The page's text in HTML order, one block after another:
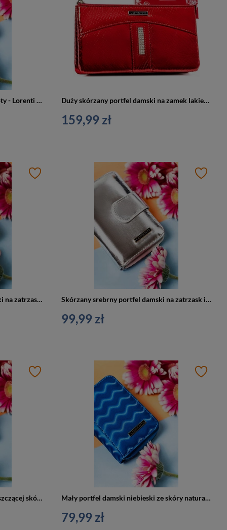
Mały skórzany portfel damski złoty - Lorenti 5157-BRS Duży skórzany portfel damski na zamek lakierowany czerwony - Lorenti 76121-MSD
159,99 zł
Skórzany elegancki portfel damski na zatrzask i suwak srebrny - Lorenti 76115-BRS Skórzany srebrny portfel damski na zatrzask i suwak - Lorenti 76115-AFO
99,99 zł
Mały czarny portfel damski z błyszczącej skóry naturalnej - Lorenti 423229-CEK Mały portfel damski niebieski ze skóry naturalnej ze wzorem fal - Lorenti 5157-WAV
79,99 zł